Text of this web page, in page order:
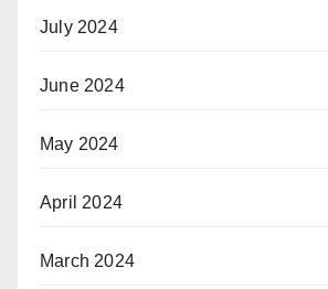
July 2024
June 2024
May 2024
April 2024
March 2024